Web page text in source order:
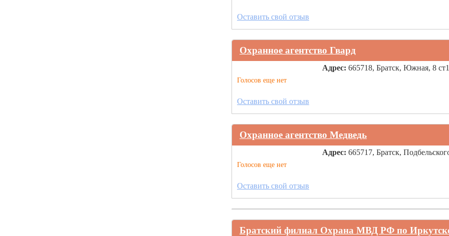
Оставить свой отзыв
Охранное агентство Гвард
Голосов еще нет
Адрес: 665718, Братск, Южная, 8 ст1
Оставить свой отзыв
Охранное агентство Медведь
Голосов еще нет
Адрес: 665717, Братск,
Оставить свой отзыв
Братский филиал Охрана МВД РФ по